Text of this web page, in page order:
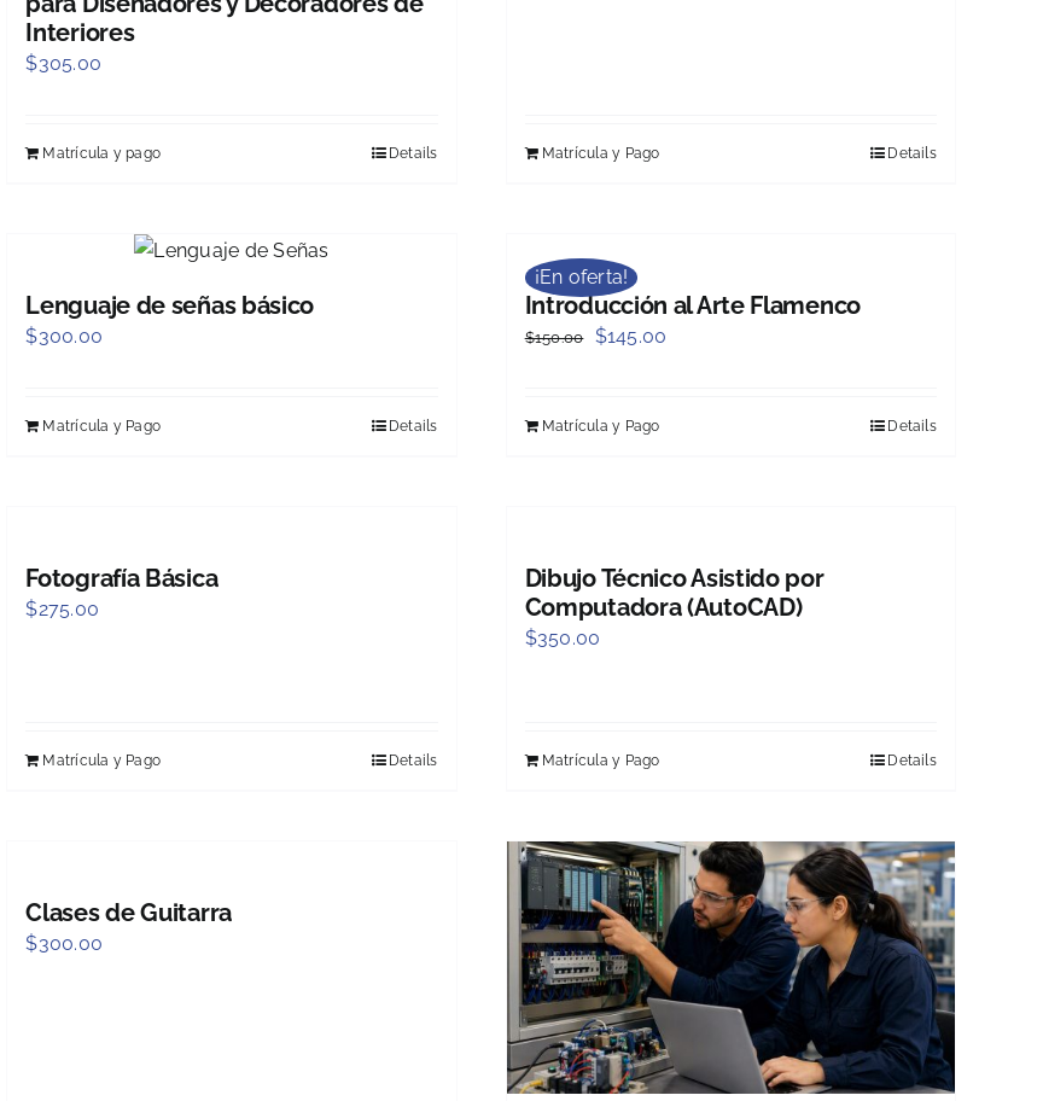
Interiores
$305.00
Matrícula y pago Details Matrícula y Pago Details
Lenguaje de señas básico
$300.00
Matrícula y Pago Details
¡En oferta!
Introducción al Arte Flamenco
$150.00
Original
$150.00.
$145.00
Matrícula y Pago Details
Fotografía Básica
$275.00
Matrícula y Pago Details
Dibujo Técnico Asistido por
Computadora (AutoCAD)
$350.00
Matrícula y Pago Details
Clases de Guitarra
$300.00